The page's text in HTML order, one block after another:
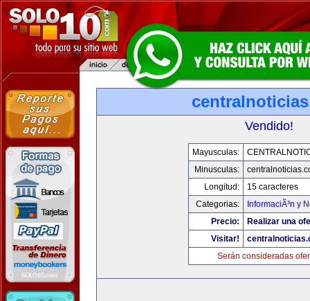
Vendido!
Mayusculas:
Minusculas:
Longitud:
15 caracteres
Categorias:
InformaciÃ³n y
Precio:
Realizar una
Visitar!
Serán consideradas